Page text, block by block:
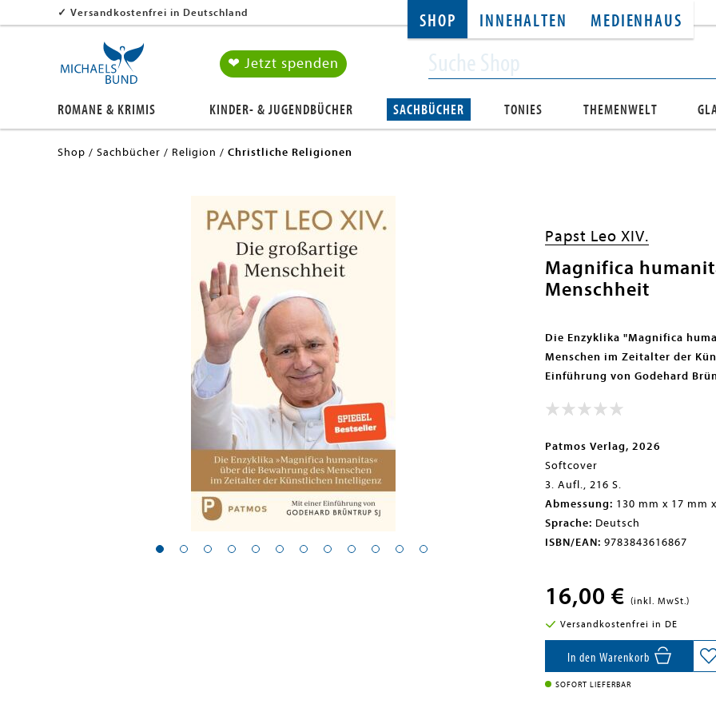
SHOP INNEHALTEN MEDIENHAUS
✓ Versandkostenfrei in Deutschland
❤ Jetzt spenden
ROMANE & KRIMIS KINDER- & JUGENDBÜCHER SACHBÜCHER TONIES THEMENWELT
Shop Sachbücher Religion Christliche Religionen
Papst Leo XIV.
Magnifica
Menschheit
Die Enzyklika "Magnifica
Menschen im Zeitalter der
Einführung von Godehard
Patmos Verlag, 2026
Softcover
3. Aufl., 216 S.
Abmessung: 130 mm x 17 mm
Sprache: Deutsch
ISBN/EAN: 9783843616867
16,00 € (inkl. MwSt.)
Versandkostenfrei in DE
In den Warenkorb
SOFORT LIEFERBAR